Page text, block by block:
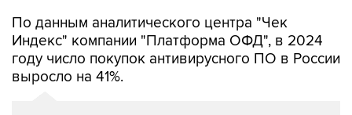
году число покупок антивирусного ПО в России
выросло на 41%.